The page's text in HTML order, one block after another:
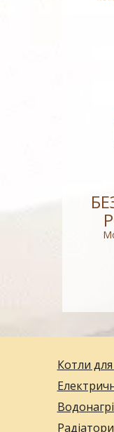
Котли
Радіатори